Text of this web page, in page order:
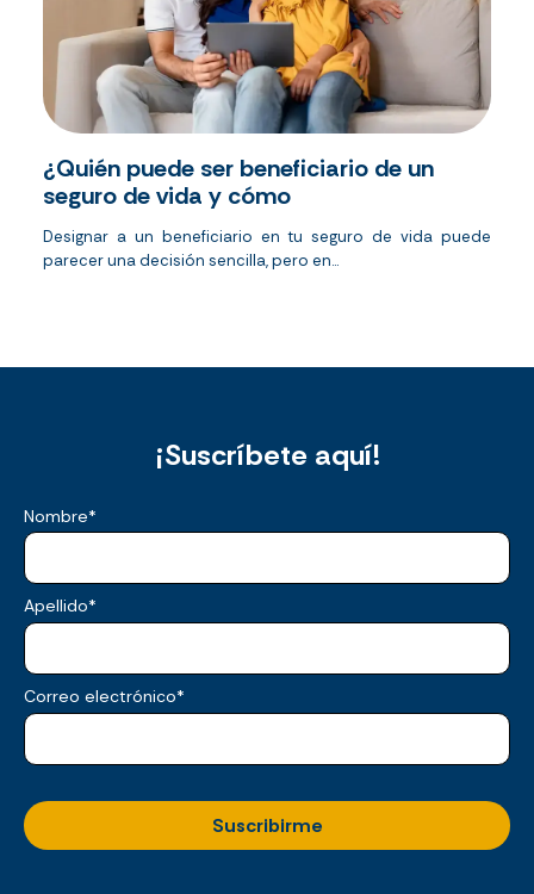
¿Quién puede ser beneficiario de un
seguro de vida y cómo
Designar a un beneficiario en tu seguro de vida puede
parecer una decisión sencilla, pero en...
¡Suscríbete aquí!
Nombre*
Apellido*
Correo electrónico*